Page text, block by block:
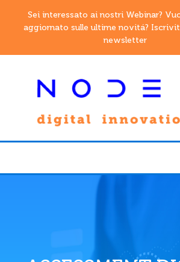
Sei interessato ai nostri Webinar?
aggiornato sulle ultime novitá?
newsletter